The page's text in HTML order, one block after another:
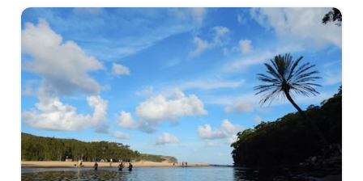
であるカーネルを訪れてください…